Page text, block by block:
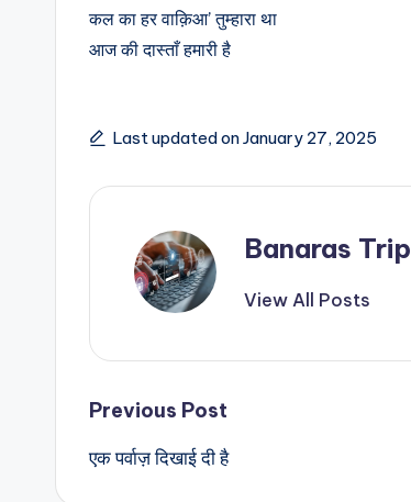
कल का हर वाक़िआ’ तुम्हारा था
आज की दास्ताँ हमारी है
Last updated on January 27, 2025
Banaras Trip
View All Posts
Post
navigation
Previous Post
एक पर्वाज़ दिखाई दी है